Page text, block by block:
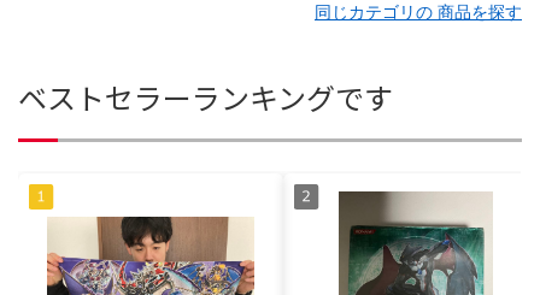
同じカテゴリの 商品を探す
ベストセラーランキングです